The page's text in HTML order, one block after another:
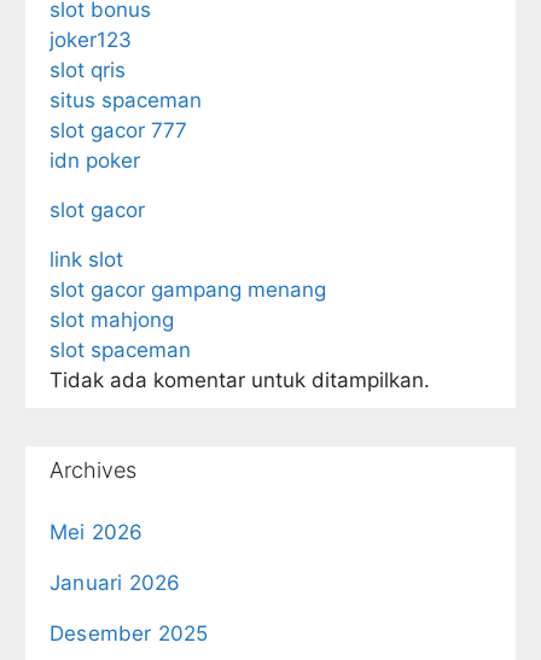
slot bonus
joker123
slot qris
situs spaceman
slot gacor 777
idn poker
slot gacor
link slot
slot gacor gampang menang
slot mahjong
slot spaceman
Tidak ada komentar untuk ditampilkan.
Archives
Mei 2026
Januari 2026
Desember 2025